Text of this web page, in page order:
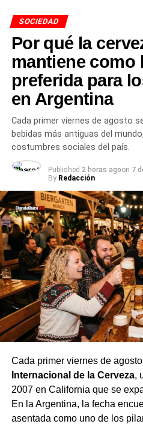
Martes y jueves
B° España
B° Papa Francisco
B° Residencial
B° Kukis
B° Los Girasoles
B° Ulm
B° Eucaliptus
B° Municipal
B° La Curva
Quinta Mock
B° Juan D. Perón
B° Judicial
B° Siecocha
B° San Juan
SOCIEDAD
Por qué la
mantiene como
preferida para
en Argentina
Cada primer viernes de agosto
bebidas más antiguas del
costumbres sociales del país.
Published 2 horas agoon 7
By Redacción
Cada primer viernes de
Internacional de la Cerveza,
2007 en California que se
En la Argentina, la fecha
asentada como uno de los